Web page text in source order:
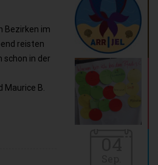
Bezirken im
reisten
schon in der
B.